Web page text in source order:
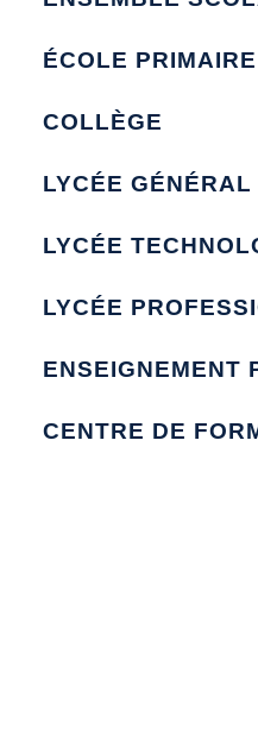
ÉCOLE PRIMAIRE
COLLÈGE
LYCÉE GÉNÉRAL
LYCÉE
LYCÉE
ENSEIGNEMENT
CENTRE DE